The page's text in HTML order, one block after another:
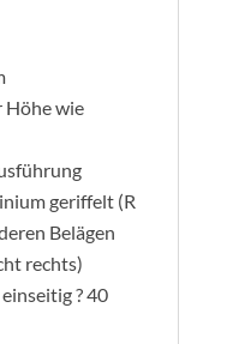
Höhe wie
geriffelt (R
Belägen
rechts)
? 40